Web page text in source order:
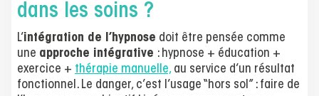
dans les soins ?
L’intégration de l’hypnose doit être pensée comme
une approche intégrative : hypnose + éducation +
exercice + thérapie manuelle,au service d’un résultat
fonctionnel. Le danger, c’est l’usage “hors sol” : faire de